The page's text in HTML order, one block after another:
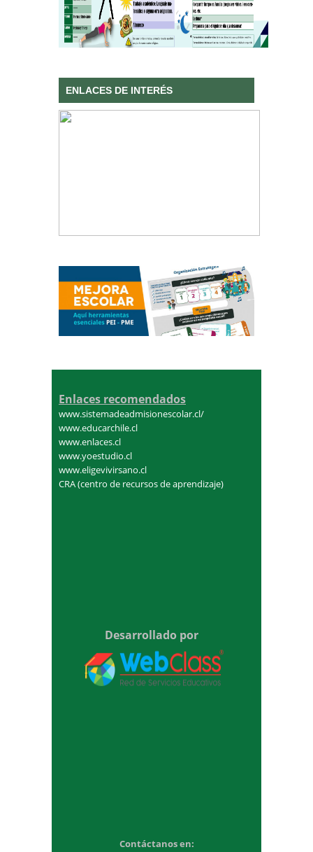
ENLACES DE INTERÉS
Enlaces recomendados
www.sistemadeadmisionescolar.cl/
www.educarchile.cl
www.enlaces.cl
www.yoestudio.cl
www.eligevivirsano.cl
CRA (centro de recursos de aprendizaje)
Desarrollado por
Contáctanos en: